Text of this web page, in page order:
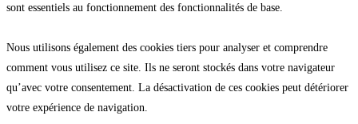
sont essentiels au fonctionnement des fonctionnalités de base.
Nous utilisons également des cookies tiers pour analyser et comprendre
comment vous utilisez ce site. Ils ne seront stockés dans votre navigateur
qu’avec votre consentement. La désactivation de ces cookies peut détériorer
votre expérience de navigation.